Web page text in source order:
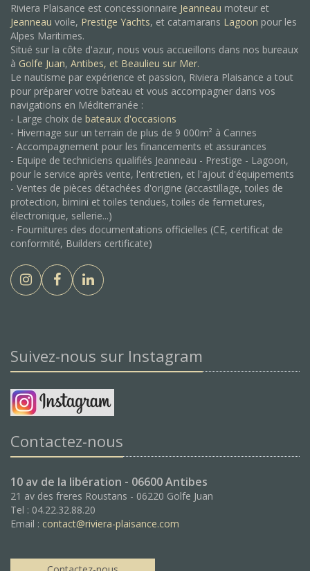
Riviera Plaisance est concessionnaire Jeanneau moteur et
Jeanneau voile, Prestige Yachts, et catamarans Lagoon pour les
Alpes Maritimes.
Situé sur la côte d'azur, nous vous accueillons dans nos bureaux
à Golfe Juan, Antibes, et Beaulieu sur Mer.
Le nautisme par expérience et passion, Riviera Plaisance a tout
pour préparer votre bateau et vous accompagner dans vos
navigations en Méditerranée :
- Large choix de bateaux d'occasions
- Hivernage sur un terrain de plus de 9 000m² à Cannes
- Accompagnement pour les financements et assurances
- Equipe de techniciens qualifiés Jeanneau - Prestige - Lagoon,
pour le service après vente, l'entretien, et l'ajout d'équipements
- Ventes de pièces détachées d'origine (accastillage, toiles de
protection, bimini et toiles tendues, toiles de fermetures,
électronique, sellerie...)
- Fournitures des documentations officielles (CE, certificat de
conformité, Builders certificate)
Suivez-nous sur Instagram
Contactez-nous
10 av de la libération - 06600 Antibes
21 av des freres Roustans - 06220 Golfe Juan
Tel : 04.22.32.88.20
Email : contact@riviera-plaisance.com